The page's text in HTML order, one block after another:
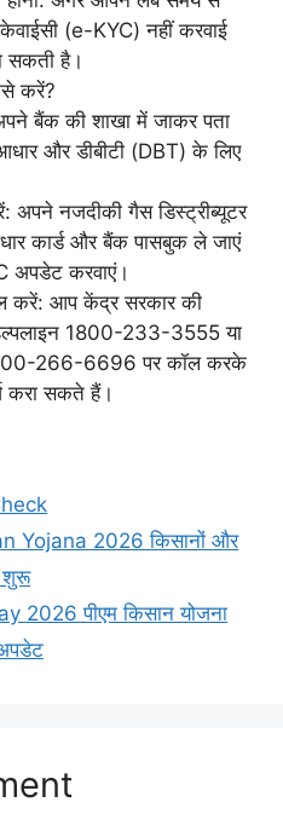
(e-KYC) नहीं करवाई
सकती है।
करें?
बैंक की शाखा में जाकर पता
और डीबीटी (DBT) के लिए
अपने नजदीकी गैस डिस्ट्रीब्यूटर
कार्ड और बैंक पासबुक ले जाएं
अपडेट करवाएं।
करें: आप केंद्र सरकार की
1800-233-3555 या
266-6696 पर कॉल करके
करा सकते हैं।
Yojana 2026 किसानों और
शुरू
2026 पीएम किसान योजना